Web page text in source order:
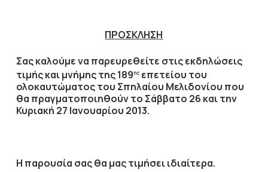
ΠΡΟΣΚΛΗΣΗ
Σας καλούμε να παρευρεθείτε στις εκδηλώσεις
τιμής και μνήμης της 189ηςεπετείου του
ολοκαυτώματος του Σπηλαίου Μελιδονίου που
θα πραγματοποιηθούν το Σάββατο 26 και την
Κυριακή 27 Ιανουαρίου 2013.
Η παρουσία σας θα μας τιμήσει ιδιαίτερα.